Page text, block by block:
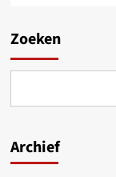
Zoeken
Archief